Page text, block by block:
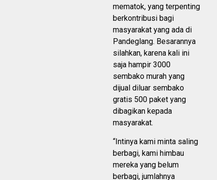
mematok, yang terpenting
berkontribusi bagi
masyarakat yang ada di
Pandeglang. Besarannya
silahkan, karena kali ini
saja hampir 3000
sembako murah yang
dijual diluar sembako
gratis 500 paket yang
dibagikan kepada
masyarakat.
“Intinya kami minta saling
berbagi, kami himbau
mereka yang belum
berbagi, jumlahnya